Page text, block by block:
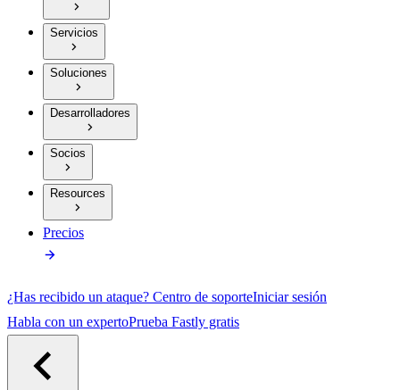
Servicios
Soluciones
Desarrolladores
Socios
Resources
Precios
¿Has recibido un ataque? Centro de soporteIniciar sesión
Habla con un expertoPrueba Fastly gratis